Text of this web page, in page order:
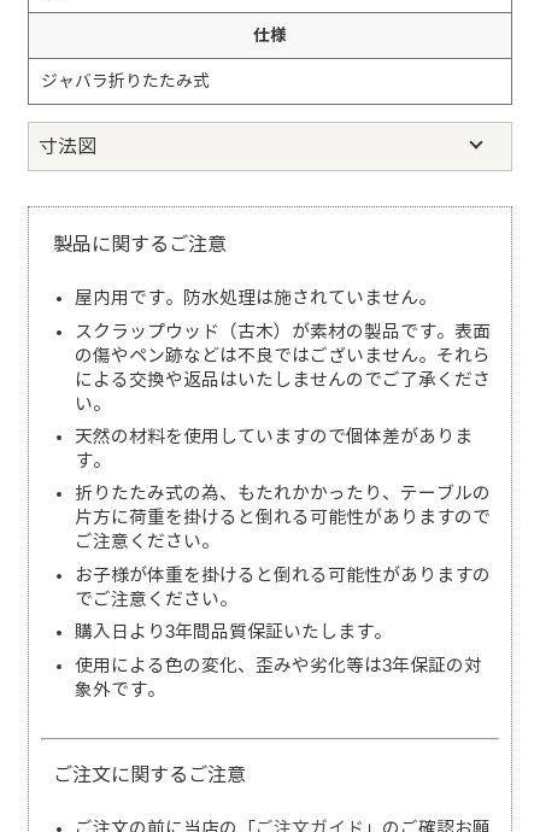
仕様
ジャバラ折りたたみ式
寸法図
製品に関するご注意
屋内用です。防水処理は施されていません。
スクラップウッド（古木）が素材の製品です。表面
の傷やペン跡などは不良ではございません。それら
による交換や返品はいたしませんのでご了承くださ
い。
天然の材料を使用していますので個体差がありま
す。
折りたたみ式の為、もたれかかったり、テーブルの
片方に荷重を掛けると倒れる可能性がありますので
ご注意ください。
お子様が体重を掛けると倒れる可能性がありますの
でご注意ください。
購入日より3年間品質保証いたします。
使用による色の変化、歪みや劣化等は3年保証の対
象外です。
ご注文に関するご注意